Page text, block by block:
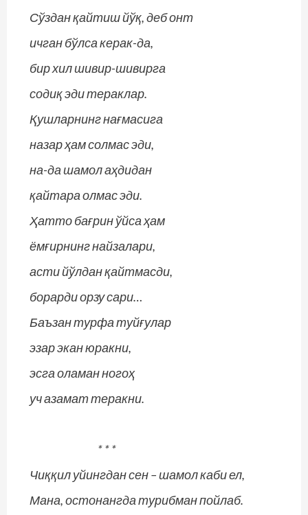
Сўздан қайтиш йўқ, деб онт
ичган бўлса керак-да,
бир хил шивир-шивирга
содиқ эди тераклар.
Қушларнинг нағмасига
назар ҳам солмас эди,
на-да шамол аҳдидан
қайтара олмас эди.
Ҳатто бағрин ўйса ҳам
ёмғирнинг найзалари,
асти йўлдан қайтмасди,
борарди орзу сари…
Баъзан турфа туйғулар
эзар экан юракни,
эсга оламан ногоҳ
уч азамат теракни.
* * *
Чиққил уйингдан сен – шамол каби ел,
Мана, остонангда турибман пойлаб.